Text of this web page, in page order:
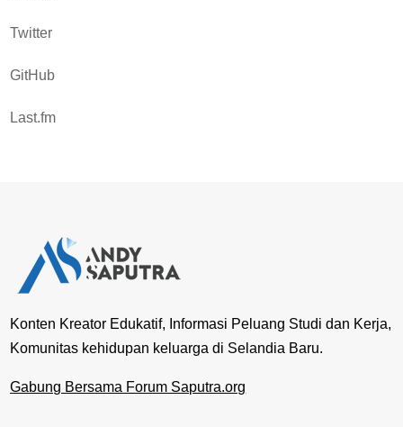
Twitter
GitHub
Last.fm
Konten Kreator Edukatif, Informasi Peluang Studi dan Kerja,
Komunitas kehidupan keluarga di Selandia Baru.
Gabung Bersama Forum Saputra.org